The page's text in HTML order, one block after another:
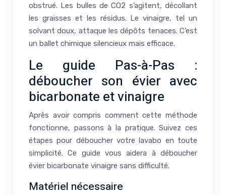
obstrué. Les bulles de CO2 s’agitent, décollant
les graisses et les résidus. Le vinaigre, tel un
solvant doux, attaque les dépôts tenaces. C’est
un ballet chimique silencieux mais efficace.
Le guide Pas-à-Pas :
déboucher son évier avec
bicarbonate et vinaigre
Après avoir compris comment cette méthode
fonctionne, passons à la pratique. Suivez ces
étapes pour déboucher votre lavabo en toute
simplicité. Ce guide vous aidera à déboucher
évier bicarbonate vinaigre sans difficulté.
Matériel nécessaire